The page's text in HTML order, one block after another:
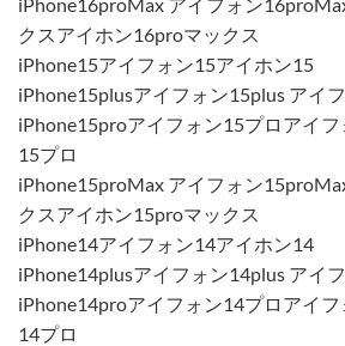
クスアイホン16proマックス
iPhone15アイフォン15アイホン15
iPhone15plusアイフォン15plus アイ
iPhone15proアイフォン15プロアイ
15プロ
iPhone15proMax アイフォン
クスアイホン15proマックス
iPhone14アイフォン14アイホン14
iPhone14plusアイフォン14plus アイ
iPhone14proアイフォン14プロアイ
14プロ